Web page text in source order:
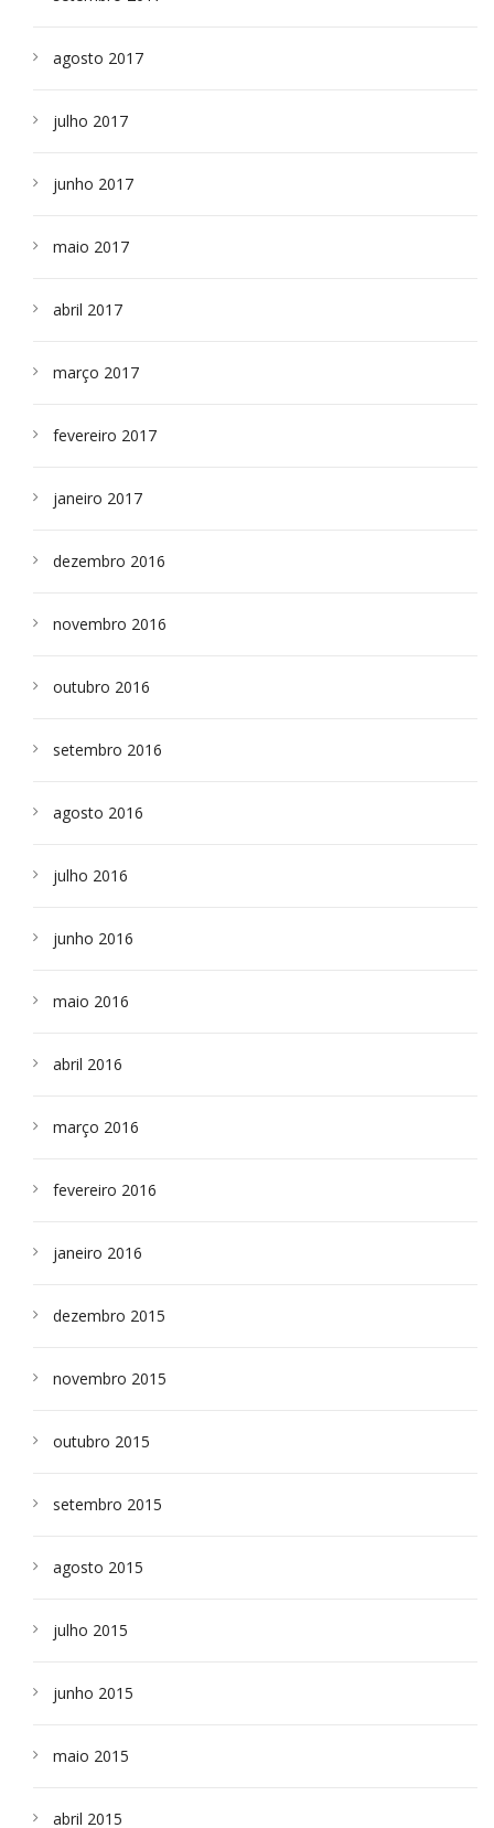
agosto 2017
julho 2017
junho 2017
maio 2017
abril 2017
março 2017
fevereiro 2017
janeiro 2017
dezembro 2016
novembro 2016
outubro 2016
setembro 2016
agosto 2016
julho 2016
junho 2016
maio 2016
abril 2016
março 2016
fevereiro 2016
janeiro 2016
dezembro 2015
novembro 2015
outubro 2015
setembro 2015
agosto 2015
julho 2015
junho 2015
maio 2015
abril 2015